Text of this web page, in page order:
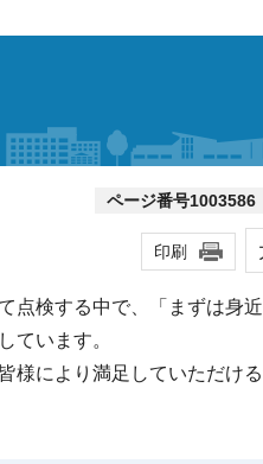
ページ番号1003586
印刷
点検する中で、「まずは身
ています。
様により満足していただけ